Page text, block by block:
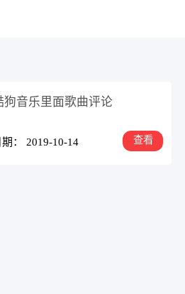
音乐里面歌曲评论
期： 2019-10-14 查看